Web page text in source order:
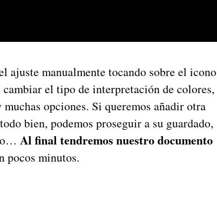
ajuste manualmente tocando sobre el icono
el tipo de interpretación de colores,
opciones. Si queremos añadir otra
bien, podemos proseguir a su guardado,
Al final tendremos nuestro documento
pocos minutos.